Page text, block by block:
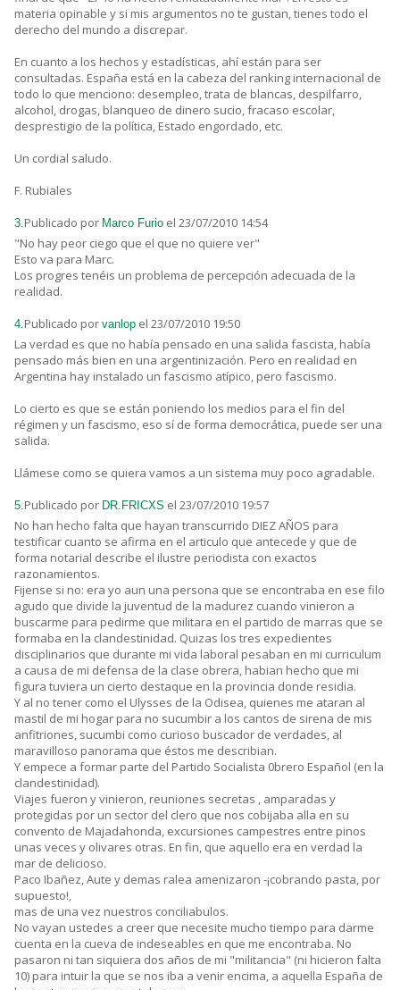
materia opinable y si mis argumentos no te gustan, tienes todo el
derecho del mundo a discrepar.
En cuanto a los hechos y estadísticas, ahí están para ser
consultadas. España está en la cabeza del ranking internacional de
todo lo que menciono: desempleo, trata de blancas, despilfarro,
alcohol, drogas, blanqueo de dinero sucio, fracaso escolar,
desprestigio de la política, Estado engordado, etc.
Un cordial saludo.
F. Rubiales
3.Publicado por Marco Furio el 23/07/2010 14:54
"No hay peor ciego que el que no quiere ver"
Esto va para Marc.
Los progres tenéis un problema de percepción adecuada de la
realidad.
4.Publicado por vanlop el 23/07/2010 19:50
La verdad es que no había pensado en una salida fascista, había
pensado más bien en una argentinización. Pero en realidad en
Argentina hay instalado un fascismo atípico, pero fascismo.
Lo cierto es que se están poniendo los medios para el fin del
régimen y un fascismo, eso sí de forma democrática, puede ser una
salida.
Llámese como se quiera vamos a un sistema muy poco agradable.
5.Publicado por DR.FRICXS el 23/07/2010 19:57
No han hecho falta que hayan transcurrido DIEZ AÑOS para
testificar cuanto se afirma en el articulo que antecede y que de
forma notarial describe el ilustre periodista con exactos
razonamientos.
Fijense si no: era yo aun una persona que se encontraba en ese filo
agudo que divide la juventud de la madurez cuando vinieron a
buscarme para pedirme que militara en el partido de marras que se
formaba en la clandestinidad. Quizas los tres expedientes
disciplinarios que durante mi vida laboral pesaban en mi curriculum
a causa de mi defensa de la clase obrera, habian hecho que mi
figura tuviera un cierto destaque en la provincia donde residia.
Y al no tener como el Ulysses de la Odisea, quienes me ataran al
mastil de mi hogar para no sucumbir a los cantos de sirena de mis
anfitriones, sucumbi como curioso buscador de verdades, al
maravilloso panorama que éstos me describian.
Y empece a formar parte del Partido Socialista 0brero Español (en la
clandestinidad).
Viajes fueron y vinieron, reuniones secretas , amparadas y
protegidas por un sector del clero que nos cobijaba alla en su
convento de Majadahonda, excursiones campestres entre pinos
unas veces y olivares otras. En fin, que aquello era en verdad la
mar de delicioso.
Paco Ibañez, Aute y demas ralea amenizaron -¡cobrando pasta, por
supuesto!,
mas de una vez nuestros conciliabulos.
No vayan ustedes a creer que necesite mucho tiempo para darme
cuenta en la cueva de indeseables en que me encontraba. No
pasaron ni tan siquiera dos años de mi "militancia" (ni hicieron falta
10) para intuir la que se nos iba a venir encima, a aquella España de